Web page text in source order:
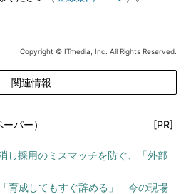
Copyright © ITmedia, Inc. All Rights Reserved.
関連情報
パー） [PR]
し採用のミスマッチを防ぐ、「外部
「育成してもすぐ辞める」 今の現場